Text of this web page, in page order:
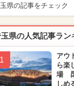
県の記事をチェック
県の人気記事ラン
1
アウ
ら楽
場
しめ